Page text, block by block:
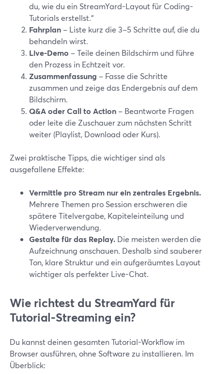
du, wie du ein StreamYard-Layout für Coding-
Tutorials erstellst.“
Fahrplan – Liste kurz die 3–5 Schritte auf, die du
behandeln wirst.
Live-Demo – Teile deinen Bildschirm und führe
den Prozess in Echtzeit vor.
Zusammenfassung – Fasse die Schritte
zusammen und zeige das Endergebnis auf dem
Bildschirm.
Q&A oder Call to Action – Beantworte Fragen
oder leite die Zuschauer zum nächsten Schritt
weiter (Playlist, Download oder Kurs).
Zwei praktische Tipps, die wichtiger sind als
ausgefallene Effekte:
Vermittle pro Stream nur ein zentrales Ergebnis.
Mehrere Themen pro Session erschweren die
spätere Titelvergabe, Kapiteleinteilung und
Wiederverwendung.
Gestalte für das Replay. Die meisten werden die
Aufzeichnung anschauen. Deshalb sind sauberer
Ton, klare Struktur und ein aufgeräumtes Layout
wichtiger als perfekter Live-Chat.
Wie richtest du StreamYard für
Tutorial-Streaming ein?
Du kannst deinen gesamten Tutorial-Workflow im
Browser ausführen, ohne Software zu installieren. Im
Überblick: